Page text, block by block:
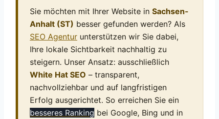
Sie möchten mit Ihrer Website in Sachsen-
Anhalt (ST) besser gefunden werden? Als
SEO Agentur unterstützen wir Sie dabei,
Ihre lokale Sichtbarkeit nachhaltig zu
steigern. Unser Ansatz: ausschließlich
White Hat SEO – transparent,
nachvollziehbar und auf langfristigen
Erfolg ausgerichtet. So erreichen Sie ein
besseres Ranking bei Google, Bing und in